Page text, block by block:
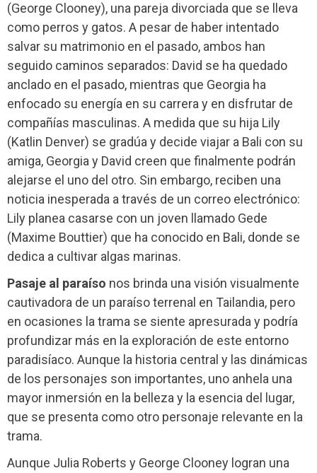
(George Clooney), una pareja divorciada que se lleva
como perros y gatos. A pesar de haber intentado
salvar su matrimonio en el pasado, ambos han
seguido caminos separados: David se ha quedado
anclado en el pasado, mientras que Georgia ha
enfocado su energía en su carrera y en disfrutar de
compañías masculinas. A medida que su hija Lily
(Katlin Denver) se gradúa y decide viajar a Bali con su
amiga, Georgia y David creen que finalmente podrán
alejarse el uno del otro. Sin embargo, reciben una
noticia inesperada a través de un correo electrónico:
Lily planea casarse con un joven llamado Gede
(Maxime Bouttier) que ha conocido en Bali, donde se
dedica a cultivar algas marinas.
Pasaje al paraíso nos brinda una visión visualmente
cautivadora de un paraíso terrenal en Tailandia, pero
en ocasiones la trama se siente apresurada y podría
profundizar más en la exploración de este entorno
paradisíaco. Aunque la historia central y las dinámicas
de los personajes son importantes, uno anhela una
mayor inmersión en la belleza y la esencia del lugar,
que se presenta como otro personaje relevante en la
trama.
Aunque Julia Roberts y George Clooney logran una